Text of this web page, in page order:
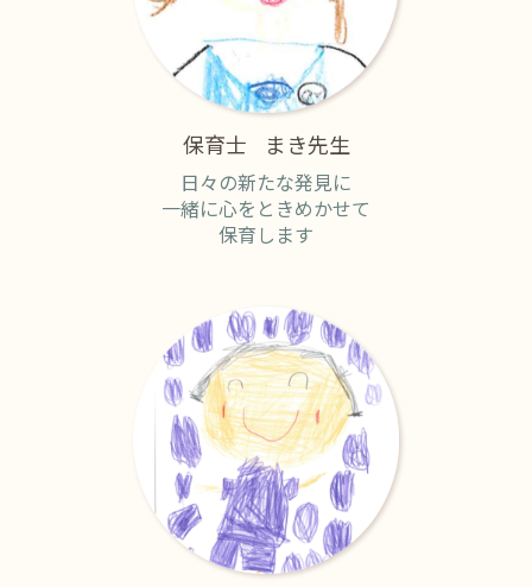
保育士 まき先生
日々の新たな発見に
一緒に心をときめかせて
保育します